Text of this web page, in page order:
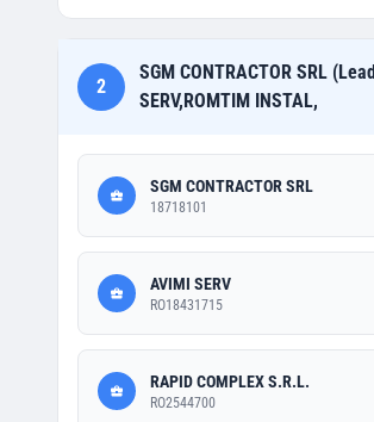
2
SGM CONTRACTOR SRL
SERV,ROMTIM INSTAL,
SGM CONTRACTOR SRL
18718101
AVIMI SERV
RO18431715
RAPID COMPLEX S.R.L.
RO2544700